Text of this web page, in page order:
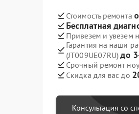
Стоимость ремонта
Бесплатная
Привезем и увезем
Гарантия на наши
(JT009UE07RU)до
Срочный ремонт
Скидка для вас до
Консультация со